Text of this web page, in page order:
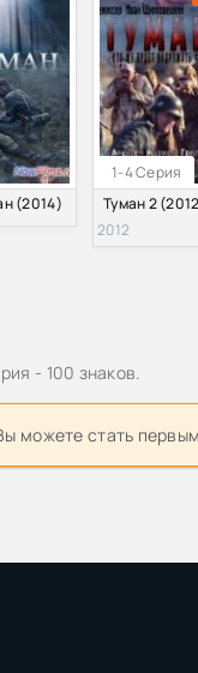
(2014)
1-4 Серия
Туман 2
2012
- 100 знаков.
можете стать